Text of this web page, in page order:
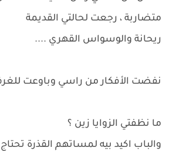
متضاربة ، رجعت لحالتي القديمة
ريحانة والوسواس القهري ....
نفضت اﻷفكار من راسي وباوعت
ما نظفتي الزوايا زين ؟
والباب اكيد بيه لمساتهم القذرة